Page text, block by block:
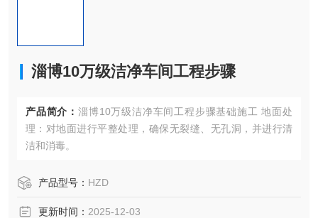
淄博10万级洁净车间工程步骤
产品简介： 淄博10万级洁净车间工程步骤基础施工 地面处
理：对地面进行平整处理，确保无裂缝、无孔洞，并进行清
洁和消毒。
产品型号： HZD
更新时间： 2025-12-03